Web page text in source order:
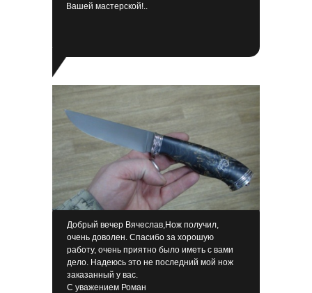
Вашей мастерской!..
Добрый вечер Вячеслав,Нож получил,
очень доволен. Спасибо за хорошую
работу, очень приятно было иметь с вами
дело. Надеюсь это не последний мой нож
заказанный у вас.
С уважением Роман